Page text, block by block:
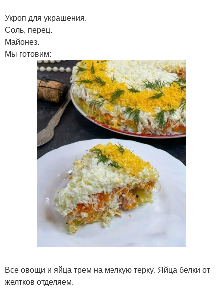
Укроп для украшения.
Соль, перец.
Майонез.
Мы готовим:
Все овощи и яйца трем на мелкую терку. Яйца белки от
желтков отделяем.